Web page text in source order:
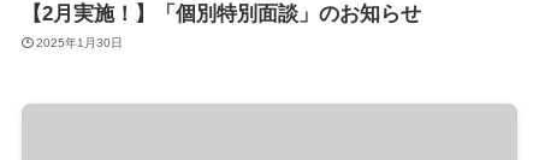
【2月実施！】「個別特別面談」のお知らせ
2025年1月30日